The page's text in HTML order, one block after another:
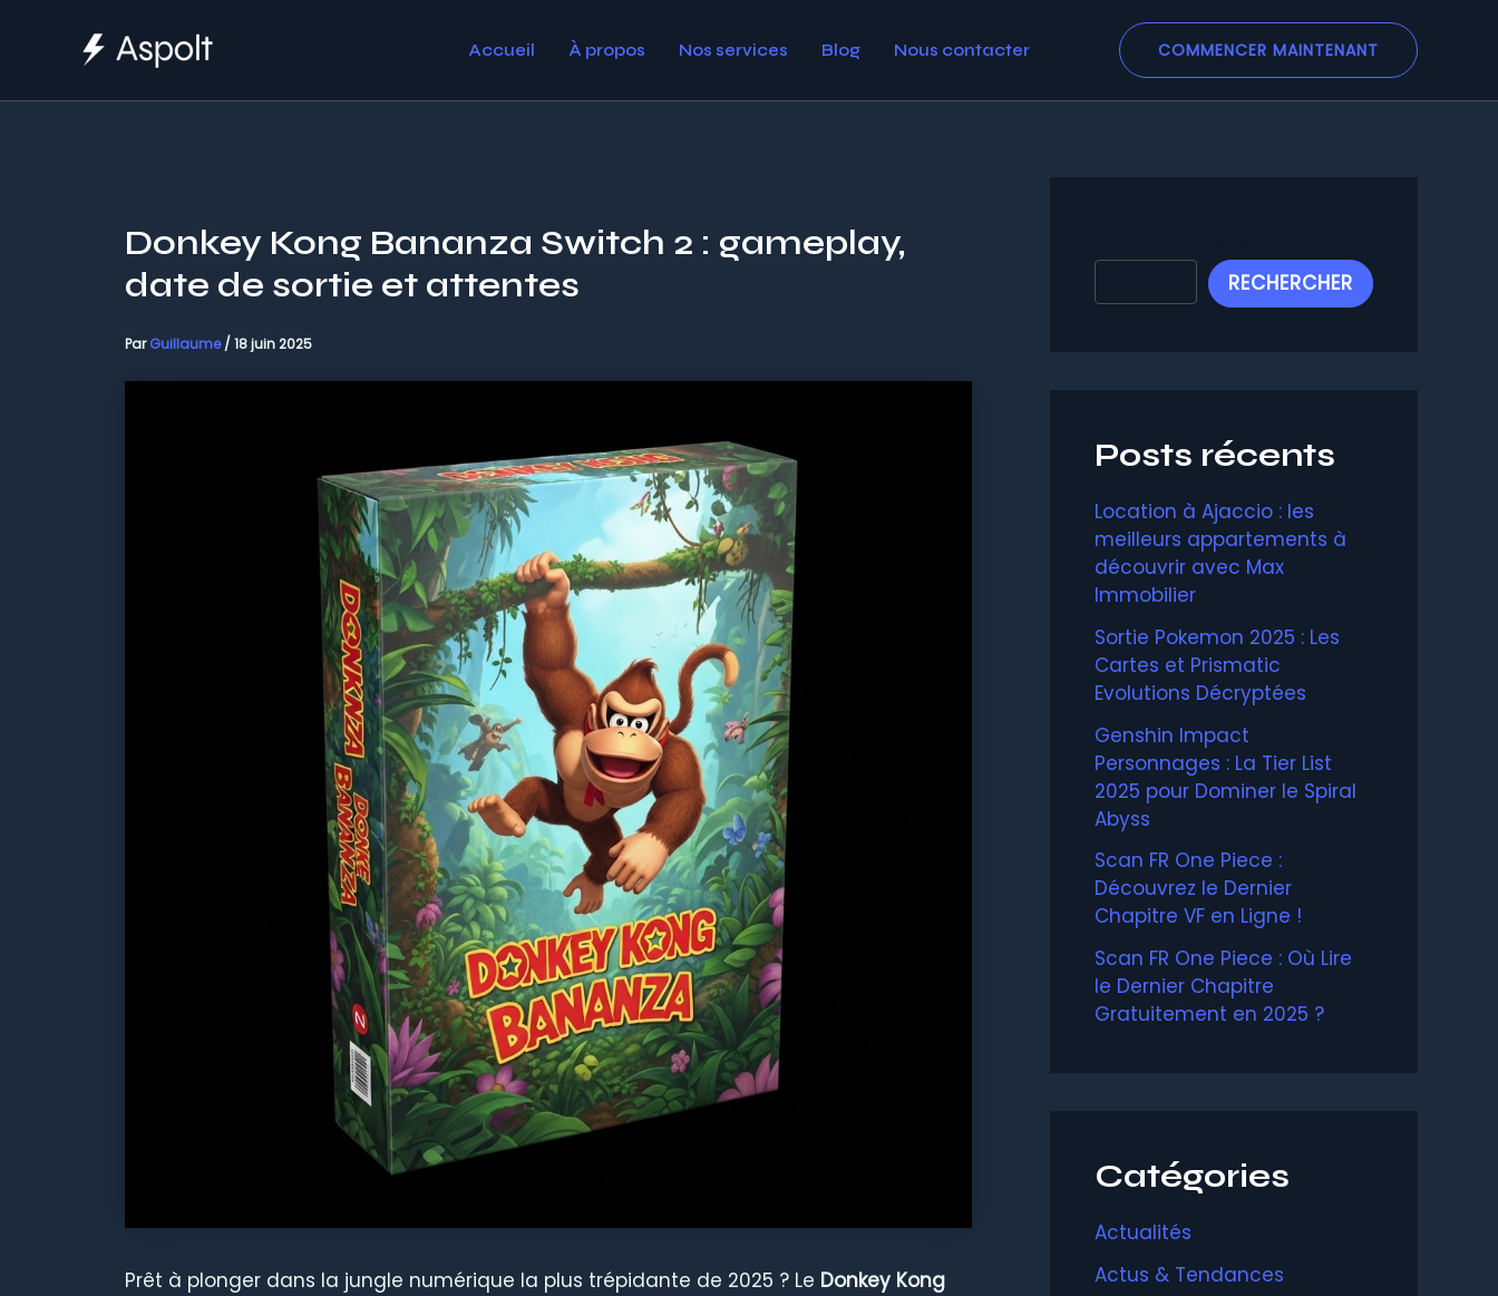
Accueil À propos Nos services Blog Nous contacter COMMENCER MAINTENANT
Donkey Kong Bananza Switch 2 : gameplay,
date de sortie et attentes
ParGuillaume/ 18 juin 2025
Prêt à plonger dans la jungle numérique la plus trépidante de 2025 ? Le Donkey Kong
RECHERCHER
Posts récents
Location à Ajaccio : les
meilleurs appartements à
découvrir avec Max
Immobilier
Sortie Pokemon 2025 : Les
Cartes et Prismatic
Evolutions Décryptées
Genshin Impact
Personnages : La Tier List
2025 pour Dominer le Spiral
Abyss
Scan FR One Piece :
Découvrez le Dernier
Chapitre VF en Ligne !
Scan FR One Piece : Où Lire
le Dernier Chapitre
Gratuitement en 2025 ?
Catégories
Actualités
Actus & Tendances